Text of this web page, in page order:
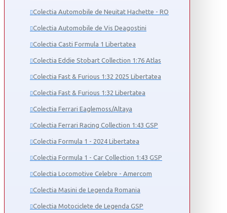
Colectia Automobile de Neuitat Hachette - RO
Colectia Automobile de Vis Deagostini
Colectia Casti Formula 1 Libertatea
Colectia Eddie Stobart Collection 1:76 Atlas
Colectia Fast & Furious 1:32 2025 Libertatea
Colectia Fast & Furious 1:32 Libertatea
Colectia Ferrari Eaglemoss/Altaya
Colectia Ferrari Racing Collection 1:43 GSP
Colectia Formula 1 - 2024 Libertatea
Colectia Formula 1 - Car Collection 1:43 GSP
Colectia Locomotive Celebre - Amercom
Colectia Masini de Legenda Romania
Colectia Motociclete de Legenda GSP